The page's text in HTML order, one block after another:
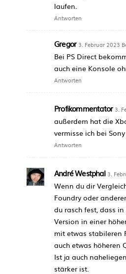
laufen.
Antworten
Gregor 3. Februar 2023
Bei PS Direct
auch eine Konsole
Antworten
Profikommentator 3.
außerdem hat die
vermisse ich bei
Antworten
André Westphal 3.
Wenn du dir
Foundry oder
du rasch fest, dass
Version in einer
mit etwas stabileren
auch etwas höheren
Ist ja auch
stärker ist.